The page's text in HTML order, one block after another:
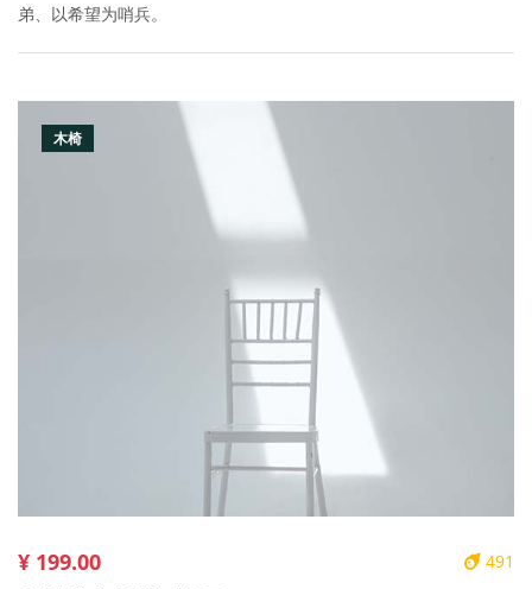
弟、以希望为哨兵。
木椅
491
¥ 199.00